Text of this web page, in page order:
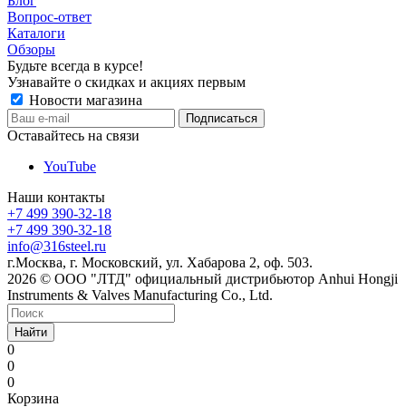
Вопрос-ответ
Каталоги
Обзоры
Будьте всегда в курсе!
Узнавайте о скидках и акциях первым
Новости магазина
Оставайтесь на связи
YouTube
Наши контакты
+7 499 390-32-18
+7 499 390-32-18
info@316steel.ru
г.Москва, г. Московский, ул. Хабарова 2, оф. 503.
2026 © ООО "ЛТД" официальный дистрибьютор Anhui Hongji
Instruments & Valves Manufacturing Co., Ltd.
Найти
0
0
0
Корзина